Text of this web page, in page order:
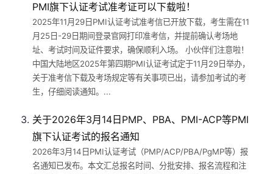
PMI旗下认证考试准考证可以下载啦！
2025年11月29日PMI认证考试准考信已开放下载，考生需在11
月25日-29日期间登录官网打印准考信，并提前确认考场地
址、考试时间及证件要求，确保顺利入场。 小伙伴们注意啦！
中国大陆地区2025年第四期PMI认证考试定于11月29日举办，
关于准考信下载及考场规定等有关事项已出，请参加考试的考
生，仔细阅读通知。...
关于2026年3月14日PMP、PBA、PMI-ACP等PMI
旗下认证考试的报名通知
2026年3月14日PMI认证考试（PMP/ACP/PBA/PgMP等）报
名通知已发布。本文汇总报名时间、分批安排、报名流程和注